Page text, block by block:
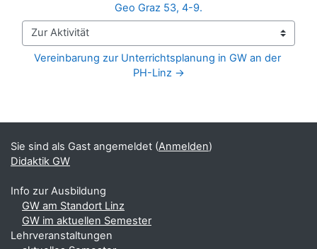
Geo Graz 53, 4-9.
Zur Aktivität
Vereinbarung zur Unterrichtsplanung in GW an der
PH-Linz →
Ergänzungsblöcke
Sie sind als Gast angemeldet (Anmelden)
Didaktik GW
Info zur Ausbildung
GW am Standort Linz
GW im aktuellen Semester
Lehrveranstaltungen